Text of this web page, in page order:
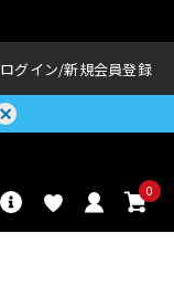
ログイン 新規会員登録
0